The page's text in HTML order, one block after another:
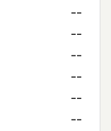
--
--
--
--
--
--